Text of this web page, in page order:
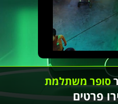
סופר משתלמת
פרטים